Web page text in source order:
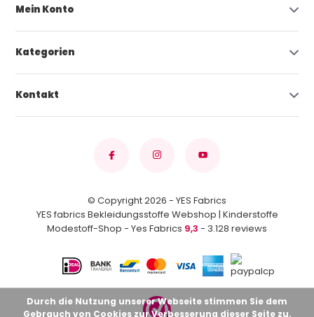
Mein Konto
Kategorien
Kontakt
© Copyright 2026 - YES Fabrics
YES fabrics Bekleidungsstoffe Webshop | Kinderstoffe
Modestoff-Shop - Yes Fabrics 9,3 - 3.128 reviews
Durch die Nutzung unserer Webseite stimmen Sie dem
Gebrauch von Cookies zur Verbesserung dieser Seite zu.